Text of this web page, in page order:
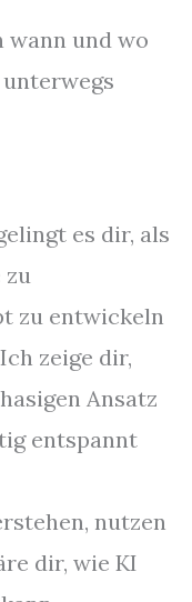
wann und wo
es dir, als
zu
zu entwickeln
zeige dir,
Ansatz
entspannt
nutzen
dir, wie KI